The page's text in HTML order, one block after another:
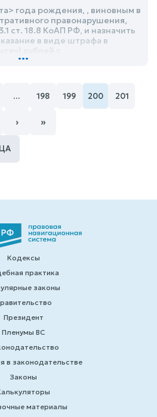
года рождения, , виновным в
правонарушения,
ст. 18.8 КоАП РФ, и назначить
в виде штрафа в
за пределы
...
… 198 199 200 201
› »
Кодексы
практика
законы
Президент
Пленумы ВС
в законодательстве
Законы
материалы